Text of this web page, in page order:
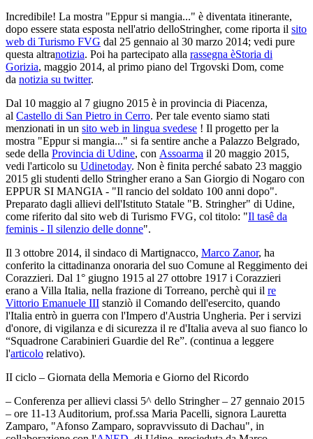
Incredibile! La mostra "Eppur si mangia..." è diventata itinerante,
dopo essere stata esposta nell'atrio delloStringher, come riporta il sito
web di Turismo FVG dal 25 gennaio al 30 marzo 2014; vedi pure
questa altranotizia. Poi ha partecipato alla rassegna èStoria di
Gorizia, maggio 2014, al primo piano del Trgovski Dom, come
da notizia su twitter.
Dal 10 maggio al 7 giugno 2015 è in provincia di Piacenza,
al Castello di San Pietro in Cerro. Per tale evento siamo stati
menzionati in un sito web in lingua svedese ! Il progetto per la
mostra "Eppur si mangia..." si fa sentire anche a Palazzo Belgrado,
sede della Provincia di Udine, con Assoarma il 20 maggio 2015,
vedi l'articolo su Udinetoday. Non è finita perché sabato 23 maggio
2015 gli studenti dello Stringher erano a San Giorgio di Nogaro con
EPPUR SI MANGIA - "Il rancio del soldato 100 anni dopo".
Preparato dagli allievi dell'Istituto Statale "B. Stringher" di Udine,
come riferito dal sito web di Turismo FVG, col titolo: "Il tasê da
feminis - Il silenzio delle donne".
Il 3 ottobre 2014, il sindaco di Martignacco, Marco Zanor, ha
conferito la cittadinanza onoraria del suo Comune al Reggimento dei
Corazzieri. Dal 1° giugno 1915 al 27 ottobre 1917 i Corazzieri
erano a Villa Italia, nella frazione di Torreano, perchè qui il re
Vittorio Emanuele III stanziò il Comando dell'esercito, quando
l'Italia entrò in guerra con l'Impero d'Austria Ungheria. Per i servizi
d'onore, di vigilanza e di sicurezza il re d'Italia aveva al suo fianco lo
“Squadrone Carabinieri Guardie del Re”. (continua a leggere
l'articolo relativo).
II ciclo – Giornata della Memoria e Giorno del Ricordo
– Conferenza per allievi classi 5^ dello Stringher – 27 gennaio 2015
– ore 11-13 Auditorium, prof.ssa Maria Pacelli, signora Lauretta
Zamparo, "Afonso Zamparo, sopravvissuto di Dachau", in